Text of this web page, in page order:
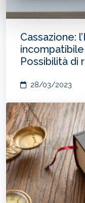
Cassazione:
Possibilità di
28/03/2023